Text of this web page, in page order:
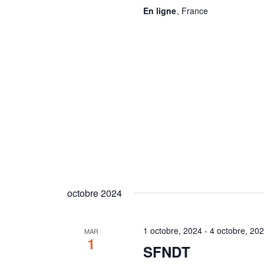
En ligne, France
octobre 2024
MAR
1
1 octobre, 2024 -4 octobre,
SFNDT